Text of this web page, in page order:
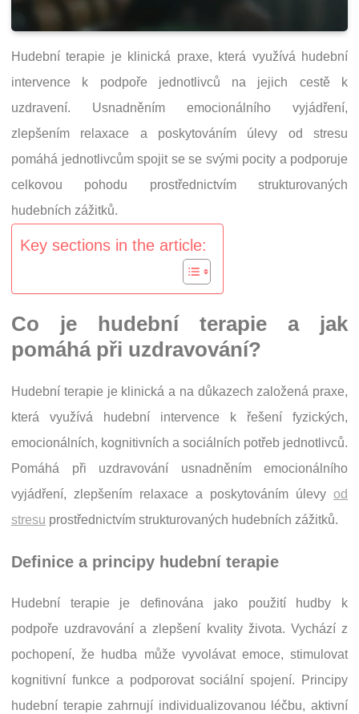
Hudební terapie je klinická praxe, která využívá hudební
intervence k podpoře jednotlivců na jejich cestě k
uzdravení. Usnadněním emocionálního vyjádření,
zlepšením relaxace a poskytováním úlevy od stresu
pomáhá jednotlivcům spojit se se svými pocity a podporuje
celkovou pohodu prostřednictvím strukturovaných
hudebních zážitků.
Key sections in the article:
Co je hudební terapie a jak
pomáhá při uzdravování?
Hudební terapie je klinická a na důkazech založená praxe,
která využívá hudební intervence k řešení fyzických,
emocionálních, kognitivních a sociálních potřeb jednotlivců.
Pomáhá při uzdravování usnadněním emocionálního
vyjádření, zlepšením relaxace a poskytováním úlevy od
stresu prostřednictvím strukturovaných hudebních zážitků.
Definice a principy hudební terapie
Hudební terapie je definována jako použití hudby k
podpoře uzdravování a zlepšení kvality života. Vychází z
pochopení, že hudba může vyvolávat emoce, stimulovat
kognitivní funkce a podporovat sociální spojení. Principy
hudební terapie zahrnují individualizovanou léčbu, aktivní